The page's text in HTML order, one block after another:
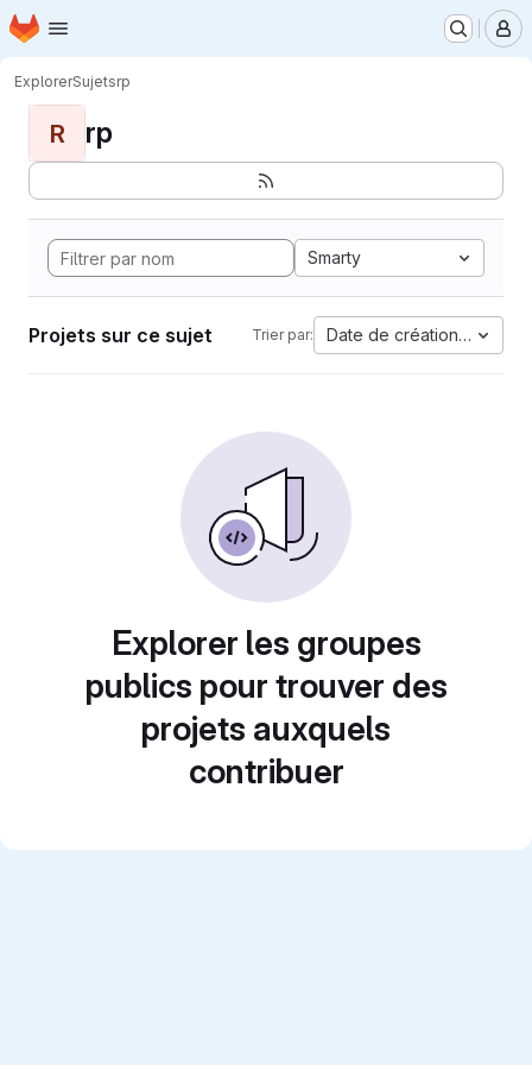
Passer au contenu principal
Page d'accueil
ExplorerSujetsrp
R rp
Smarty
Projets sur ce sujet Trier par: Date de création la plus
Explorer les groupes
publics pour trouver des
projets auxquels
contribuer